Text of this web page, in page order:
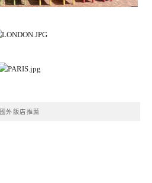
國外飯店推薦